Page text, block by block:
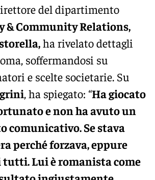
del dipartimento
& Community Relations,
ha rivelato dettagli
soffermandosi su
e scelte societarie. Su
, ha spiegato: “Ha giocato
e non ha avuto un
comunicativo. Se stava
perché forzava, eppure
tutti. Lui è romanista come